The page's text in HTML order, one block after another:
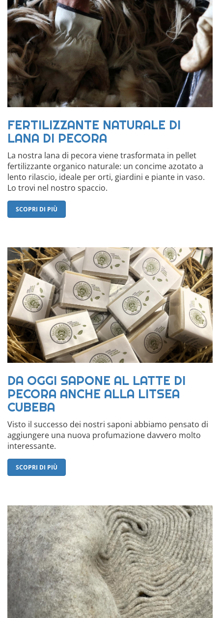
FERTILIZZANTE NATURALE DI
LANA DI PECORA
La nostra lana di pecora viene trasformata in pellet
fertilizzante organico naturale: un concime azotato a
lento rilascio, ideale per orti, giardini e piante in vaso.
Lo trovi nel nostro spaccio.
SCOPRI DI PIÙ
DA OGGI SAPONE AL LATTE DI
PECORA ANCHE ALLA LITSEA
CUBEBA
Visto il successo dei nostri saponi abbiamo pensato di
aggiungere una nuova profumazione davvero molto
interessante.
SCOPRI DI PIÙ